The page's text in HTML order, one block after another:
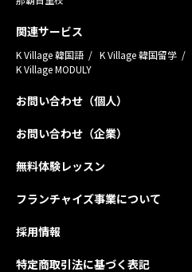
関連サービス
K Village 韓国語 K Village 韓国留学
K Village MODULY
お問い合わせ（個人）
お問い合わせ（企業）
無料体験レッスン
フランチャイズ事業について
採用情報
特定商取引法に基づく表記